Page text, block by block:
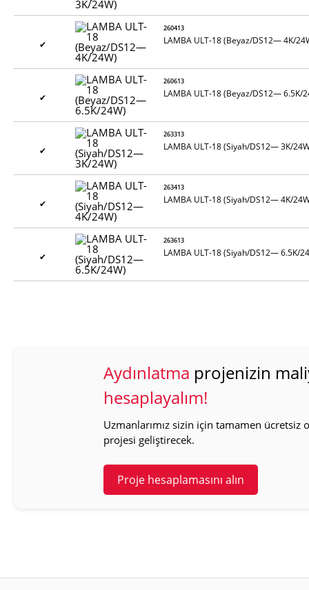
✔
260413
LAMBA ULT-18 (Beyaz/DS12— 4K/
✔
260613
LAMBA ULT-18 (Beyaz/DS12— 6.5K/
✔
263313
LAMBA ULT-18 (Siyah/DS12— 3K/
✔
263413
LAMBA ULT-18 (Siyah/DS12— 4K/
✔
263613
LAMBA ULT-18 (Siyah/DS12— 6.5K/
Aydınlatma projenizin
hesaplayalım!
Uzmanlarımız sizin için tamamen ücretsiz
projesi geliştirecek.
Proje hesaplamasını alın